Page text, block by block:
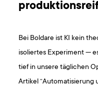
Bei Boldare ist KI kein
isoliertes Experiment —
tief in unsere täglichen
Artikel “Automatisierung